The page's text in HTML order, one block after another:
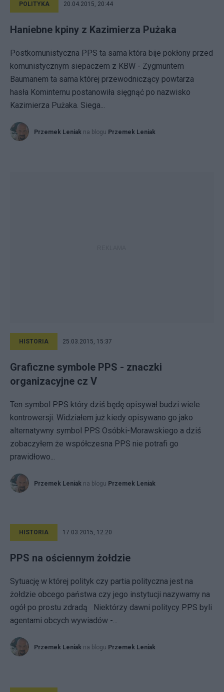
POLITYKA 20.04.2015, 20:44
Haniebne kpiny z Kazimierza Pużaka
Postkomunistyczna PPS ta sama która bije pokłony przed
komunistycznym siepaczem z KBW - Zygmuntem
Baumanem ta sama której przewodniczący powtarza
hasła Kominternu postanowiła sięgnąć po nazwisko
Kazimierza Pużaka. Siega...
Przemek Leniak na blogu Przemek Leniak
HISTORIA 25.03.2015, 15:37
Graficzne symbole PPS - znaczki
organizacyjne cz V
Ten symbol PPS który dziś będę opisywał budzi wiele
kontrowersji. Widziałem już kiedy opisywano go jako
alternatywny symbol PPS Osóbki-Morawskiego a dziś
zobaczyłem że współczesna PPS nie potrafi go
prawidłowo...
Przemek Leniak na blogu Przemek Leniak
HISTORIA 17.03.2015, 12:20
PPS na ościennym żołdzie
Sytuację w której polityk czy partia polityczna jest na
żołdzie obcego państwa czy jego instytucji nazywamy na
ogół po prostu zdradą Niektórzy dawni politycy PPS byli
agentami obcych wywiadów -...
Przemek Leniak na blogu Przemek Leniak